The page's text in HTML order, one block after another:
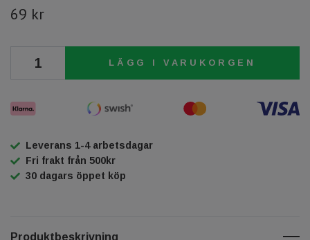
69 kr
LÄGG I VARUKORGEN
Leverans 1-4 arbetsdagar
Fri frakt från 500kr
30 dagars öppet köp
Produktbeskrivning